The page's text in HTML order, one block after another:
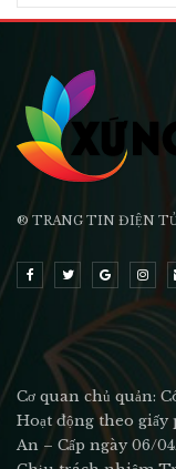
® TRANG TIN ĐIỆN TỬ
Cơ quan chủ quản:
Hoạt động theo
An – Cấp ngày 06/